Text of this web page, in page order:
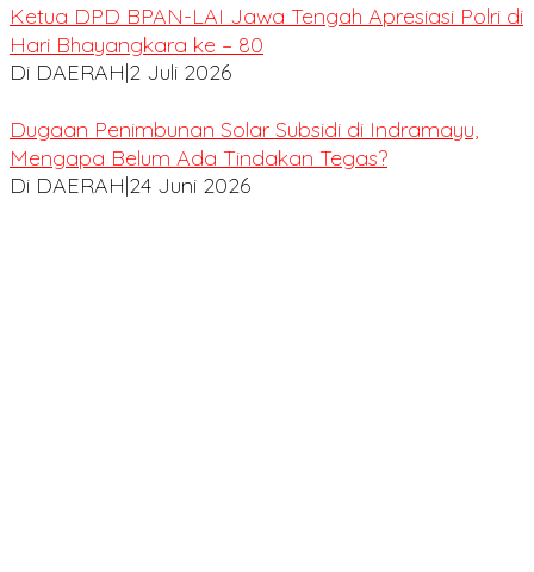
Ketua DPD BPAN-LAI Jawa Tengah Apresiasi Polri di
Hari Bhayangkara ke – 80
Di DAERAH|2 Juli 2026
Dugaan Penimbunan Solar Subsidi di Indramayu,
Mengapa Belum Ada Tindakan Tegas?
Di DAERAH|24 Juni 2026